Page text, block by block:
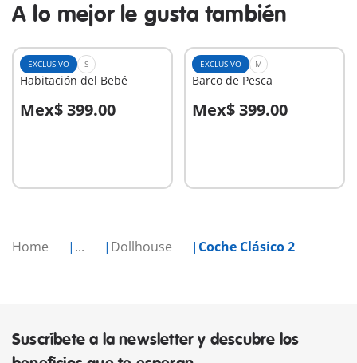
Home ... Dollhouse Coche Clásico 2
A lo mejor le gusta también
EXCLUSIVO S
Habitación del Bebé
Mex$ 399.00
A la cesta
EXCLUSIVO M
Barco de Pesca
Mex$ 399.00
A la cesta
Suscríbete a la newsletter y descubre los